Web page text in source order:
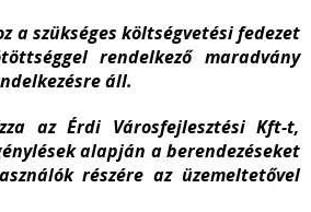
a szükséges költségvetési fedezet
rendelkező maradvány
áll.
az Érdi Városfejlesztési Kft-t,
alapján a berendezéseket
részére az üzemeltetővel